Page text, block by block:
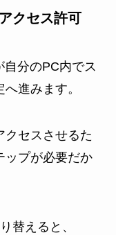
クセス許可
分のPC内でス
進みます。
クセスさせるた
ップが必要だか
替えると、